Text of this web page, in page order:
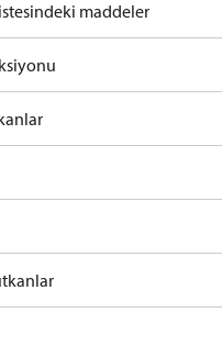
maddeler